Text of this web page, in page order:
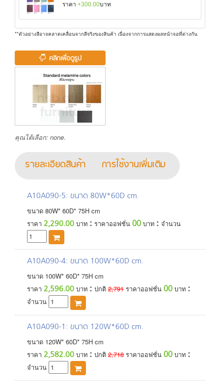
ราคา+300.00บาท
**ตัวอย่างสีอาจคลาดเคลื่อนจากสีจริงของสินค้า เนื่องจากการแสดงผลหน้าจอที่ต่างกัน
คลิกเพื่อดูรูป
คุณได้เลือก: none.
รายละเอียดสินค้า การใช้งานเพิ่มเติม
A10A090-5: ขนาด 80W*60D cm.
ขนาด 80W* 60D* 75H cm
ราคา 2,290.00 บาท : ราคาออฟชั่น 00 บาท : จำนวน
A10A090-4: ขนาด 100W*60D cm.
ขนาด 100W* 60D* 75H cm
ราคา 2,596.00 บาท : ปกติ 2,791 ราคาออฟชั่น 00 บาท :
จำนวน
A10A090-1: ขนาด 120W*60D cm.
ขนาด 120W* 60D* 75H cm
ราคา 2,582.00 บาท : ปกติ 2,718 ราคาออฟชั่น 00 บาท :
จำนวน